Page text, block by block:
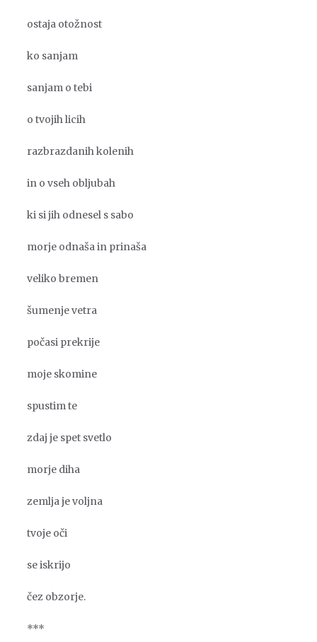
ostaja otožnost
ko sanjam
sanjam o tebi
o tvojih licih
razbrazdanih kolenih
in o vseh obljubah
ki si jih odnesel s sabo
morje odnaša in prinaša
veliko bremen
šumenje vetra
počasi prekrije
moje skomine
spustim te
zdaj je spet svetlo
morje diha
zemlja je voljna
tvoje oči
se iskrijo
čez obzorje.
***